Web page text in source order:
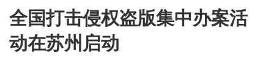
全国打击侵权盗版集中办案活
动在苏州启动